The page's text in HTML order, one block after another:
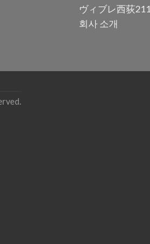
ヴィブレ西荻211
회사 소개